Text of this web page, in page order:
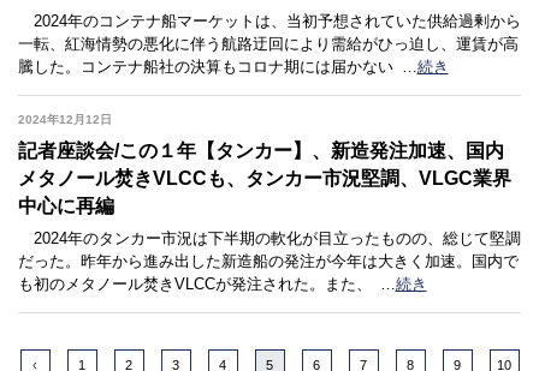
2024年のコンテナ船マーケットは、当初予想されていた供給過剰から
一転、紅海情勢の悪化に伴う航路迂回により需給がひっ迫し、運賃が高
騰した。コンテナ船社の決算もコロナ期には届かない …続き
2024年12月12日
記者座談会/この１年【タンカー】、新造発注加速、国内
メタノール焚きVLCCも、タンカー市況堅調、VLGC業界
中心に再編
2024年のタンカー市況は下半期の軟化が目立ったものの、総じて堅調
だった。昨年から進み出した新造船の発注が今年は大きく加速。国内で
も初のメタノール焚きVLCCが発注された。また、
…続き
‹ 1 2 3 4 5 6 7 8 9 10